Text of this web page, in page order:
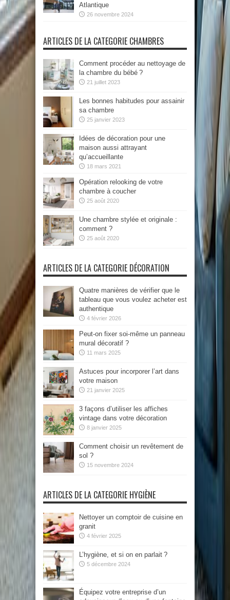
Atlantique
26 novembre 2024
ARTICLES DE LA CATEGORIE CHAMBRES
Comment procéder au nettoyage de
la chambre du bébé ?
21 juillet 2023
Les bonnes habitudes pour assainir
sa chambre
25 janvier 2023
Idées de décoration pour une
maison aussi attrayant
qu’accueillante
18 mars 2021
Opération relooking de votre
chambre à coucher
25 août 2020
Une chambre stylée et originale :
comment ?
25 août 2020
ARTICLES DE LA CATEGORIE DÉCORATION
Quatre manières de vérifier que le
tableau que vous voulez acheter est
authentique
4 février 2026
Peut-on fixer soi-même un panneau
mural décoratif ?
11 mars 2025
Astuces pour incorporer l’art dans
votre maison
21 janvier 2025
3 façons d’utiliser les affiches
vintage dans votre décoration
8 janvier 2025
Comment choisir un revêtement de
sol ?
15 novembre 2024
ARTICLES DE LA CATEGORIE HYGIÈNE
Nettoyer un comptoir de cuisine en
granit
4 février 2025
L’hygiène, et si on en parlait ?
5 décembre 2024
Équipez votre entreprise d’un